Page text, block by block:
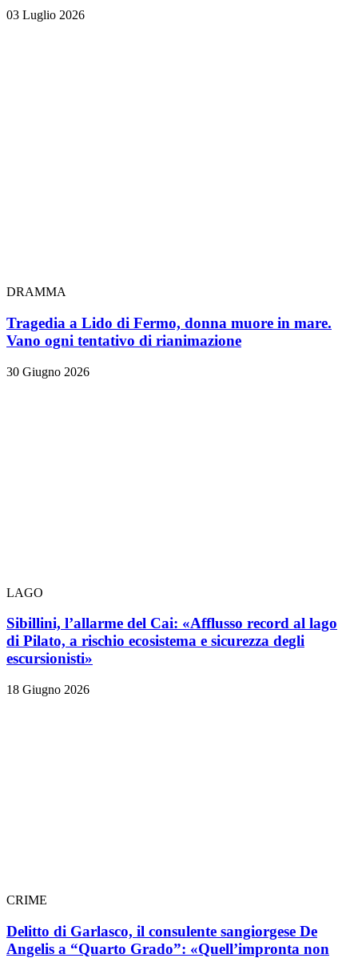
03 Luglio 2026
DRAMMA
Tragedia a Lido di Fermo, donna muore in mare.
Vano ogni tentativo di rianimazione
30 Giugno 2026
LAGO
Sibillini, l’allarme del Cai: «Afflusso record al lago
di Pilato, a rischio ecosistema e sicurezza degli
escursionisti»
18 Giugno 2026
CRIME
Delitto di Garlasco, il consulente sangiorgese De
Angelis a “Quarto Grado”: «Quell’impronta non